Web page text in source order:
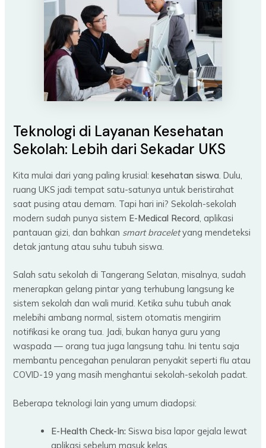
Teknologi di Layanan Kesehatan
Sekolah: Lebih dari Sekadar UKS
Kita mulai dari yang paling krusial:kesehatan siswa. Dulu,
ruang UKS jadi tempat satu-satunya untuk beristirahat
saat pusing atau demam. Tapi hari ini? Sekolah-sekolah
modern sudah punya sistem E-Medical Record, aplikasi
pantauan gizi, dan bahkan smart braceletyang mendeteksi
detak jantung atau suhu tubuh siswa.
Salah satu sekolah di Tangerang Selatan, misalnya, sudah
menerapkan gelang pintar yang terhubung langsung ke
sistem sekolah dan wali murid. Ketika suhu tubuh anak
melebihi ambang normal, sistem otomatis mengirim
notifikasi ke orang tua. Jadi, bukan hanya guru yang
waspada — orang tua juga langsung tahu. Ini tentu saja
membantu pencegahan penularan penyakit seperti flu atau
COVID-19 yang masih menghantui sekolah-sekolah padat.
Beberapa teknologi lain yang umum diadopsi:
E-Health Check-In: Siswa bisa lapor gejala lewat
aplikasi sebelum masuk kelas.